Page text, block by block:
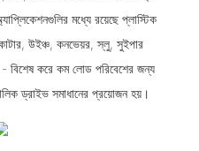
মধ্যে রয়েছে প্লাস্টিক
কাটার, উইঞ্চ, কনভেয়র, স্লু, সুইপার
- বিশেষ করে কম লোড পরিবেশের জন্য
ড্রাইভ সমাধানের প্রয়োজন হয়।